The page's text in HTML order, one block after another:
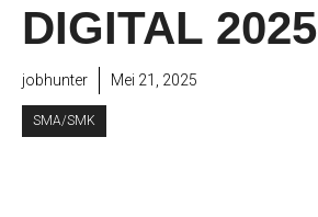
DIGITAL 2025
jobhunter Mei 21, 2025
SMA/SMK